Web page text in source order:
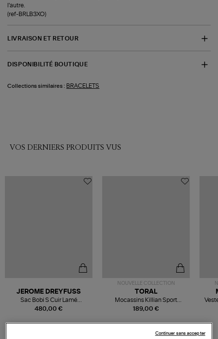
l'autre.
(ref-BRLB3XO)
LIVRAISON ET RETOUR
DISPONIBILITÉ BOUTIQUE
Collections similaires : BRACELETS
VOS DERNIERS PRODUITS VUS
480,00 €
JEROME DREYFUSS
Sac Bobi S Cuir Lamé
Champagne
NOUVELLE COLLECTION
189,00 €
TORAL
Mocassins Killian Sport
Mousse
Continuer sans accepter